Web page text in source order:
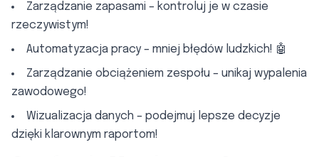
Zarządzanie zapasami – kontroluj je w czasie
rzeczywistym!
Automatyzacja pracy – mniej błędów ludzkich! 🤖
Zarządzanie obciążeniem zespołu – unikaj wypalenia
zawodowego!
Wizualizacja danych – podejmuj lepsze decyzje
dzięki klarownym raportom!